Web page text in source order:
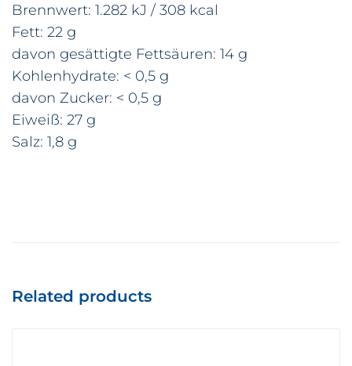
Brennwert: 1.282 kJ / 308 kcal
Fett: 22 g
davon gesättigte Fettsäuren: 14 g
Kohlenhydrate: < 0,5 g
davon Zucker: < 0,5 g
Eiweiß: 27 g
Salz: 1,8 g
Related products